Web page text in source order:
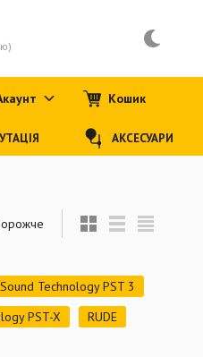
Technology PST 3
PST-X
RUDE
Кошик
АКСЕСУАРИ